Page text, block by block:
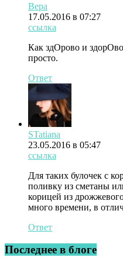
Вера
17.05.2016 в 07:27
ссылка
Как здОрово и
просто.
Ответ
STatiana
23.05.2016 в 05:47
ссылка
Для таких булочек с
поливку из сметаны
корицей из
много времени, в
Ответ
Последнее в блоге